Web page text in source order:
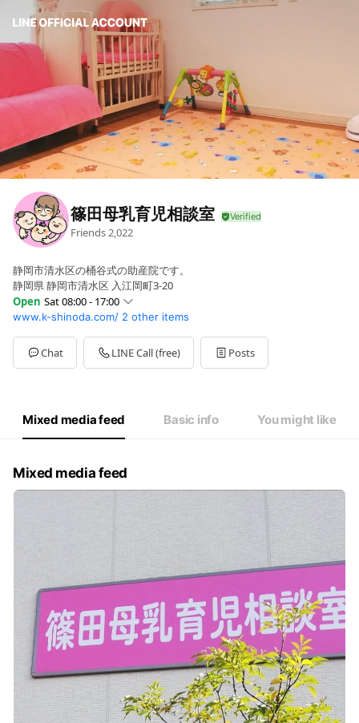
篠田母乳育児相談室
Friends2,022
静岡市清水区の桶谷式の助産院です。
静岡県 静岡市清水区 入江岡町3-20
Open Sat 08:00 - 17:00
SunClosed
Mon08:00 - 17:00
Tue08:00 - 17:00
Wed08:00 - 17:00
08:00 - 17:00
ご予約は予約フォーム、ライン、お電話で。緊急の時はお電話く
www.k-shinoda.com/ 2 other items
Chat LINE Call (free) Posts
Mixed media feed Basic info You might like
Mixed media feed